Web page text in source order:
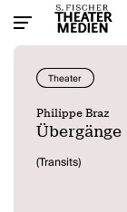
Theater
Philippe Braz
Übergänge
(Transits)